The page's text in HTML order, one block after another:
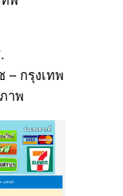
– กรุงเทพ
าพ